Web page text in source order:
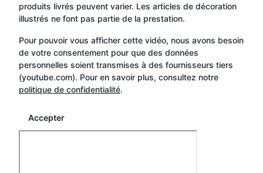
produits livrés peuvent varier. Les articles de décoration
illustrés ne font pas partie de la prestation.
Pour pouvoir vous afficher cette vidéo, nous avons besoin
de votre consentement pour que des données
personnelles soient transmises à des fournisseurs tiers
(youtube.com). Pour en savoir plus, consultez notre
politique de confidentialité.
Accepter